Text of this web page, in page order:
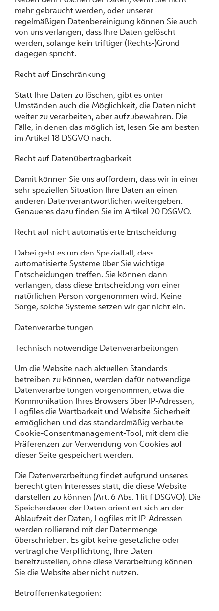
mehr gebraucht werden, oder unserer
regelmäßigen Datenbereinigung können Sie auch
von uns verlangen, dass Ihre Daten gelöscht
werden, solange kein triftiger (Rechts-)Grund
dagegen spricht.
Recht auf Einschränkung
Statt Ihre Daten zu löschen, gibt es unter
Umständen auch die Möglichkeit, die Daten nicht
weiter zu verarbeiten, aber aufzubewahren. Die
Fälle, in denen das möglich ist, lesen Sie am besten
im Artikel 18 DSGVO nach.
Recht auf Datenübertragbarkeit
Damit können Sie uns auffordern, dass wir in einer
sehr speziellen Situation Ihre Daten an einen
anderen Datenverantwortlichen weitergeben.
Genaueres dazu finden Sie im Artikel 20 DSGVO.
Recht auf nicht automatisierte Entscheidung
Dabei geht es um den Spezialfall, dass
automatisierte Systeme über Sie wichtige
Entscheidungen treffen. Sie können dann
verlangen, dass diese Entscheidung von einer
natürlichen Person vorgenommen wird. Keine
Sorge, solche Systeme setzen wir gar nicht ein.
Datenverarbeitungen
Technisch notwendige Datenverarbeitungen
Um die Website nach aktuellen Standards
betreiben zu können, werden dafür notwendige
Datenverarbeitungen vorgenommen, etwa die
Kommunikation Ihres Browsers über IP-Adressen,
Logfiles die Wartbarkeit und Website-Sicherheit
ermöglichen und das standardmäßig verbaute
Cookie-Consentmanagement-Tool, mit dem die
Präferenzen zur Verwendung von Cookies auf
dieser Seite gespeichert werden.
Die Datenverarbeitung findet aufgrund unseres
berechtigten Interesses statt, die diese Website
darstellen zu können (Art. 6 Abs. 1 lit f DSGVO). Die
Speicherdauer der Daten orientiert sich an der
Ablaufzeit der Daten, Logfiles mit IP-Adressen
werden rollierend mit der Datenmenge
überschrieben. Es gibt keine gesetzliche oder
vertragliche Verpflichtung, Ihre Daten
bereitzustellen, ohne diese Verarbeitung können
Sie die Website aber nicht nutzen.
Betroffenenkategorien: